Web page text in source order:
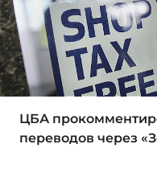
ЦБА
переводов через